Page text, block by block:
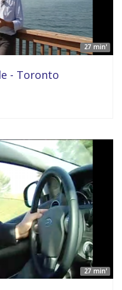
27 min'
- Toronto
27 min'